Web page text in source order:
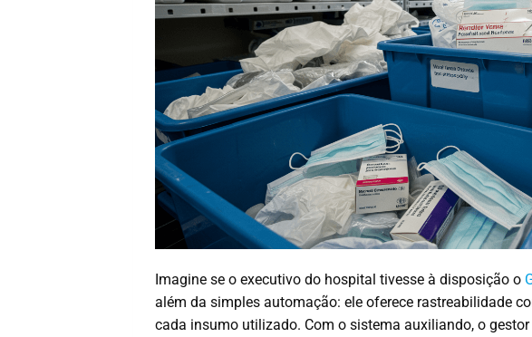
Imagine se o executivo do hospital tivesse à disposição o
além da simples automação: ele oferece rastreabilidade
cada insumo utilizado. Com o sistema auxiliando, o